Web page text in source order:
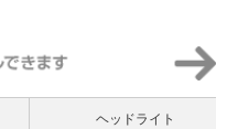
ヘッドライト